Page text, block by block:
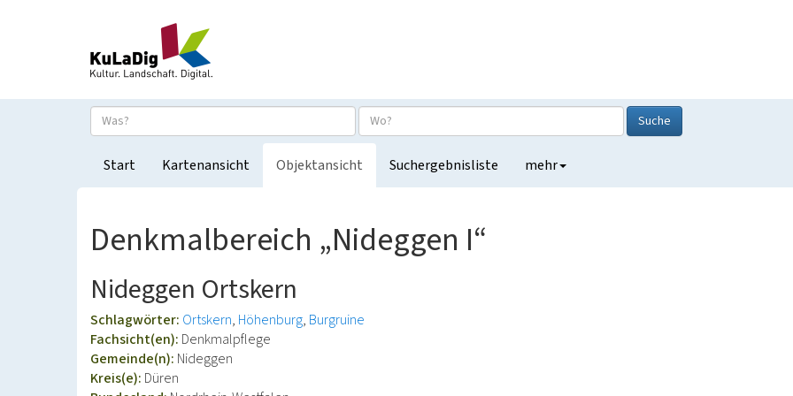
Suche
Start Kartenansicht Objektansicht Suchergebnisliste mehr
Denkmalbereich „Nideggen I“
Nideggen Ortskern
Schlagwörter: Ortskern Höhenburg Burgruine
Fachsicht(en): Denkmalpflege
Gemeinde(n): Nideggen
Kreis(e): Düren